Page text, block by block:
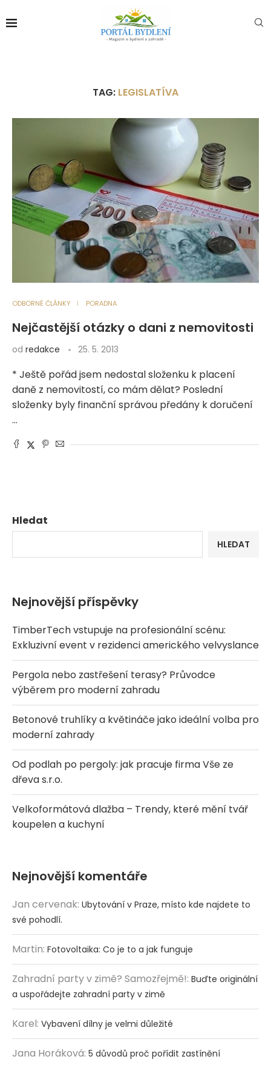
TAG: LEGISLATÍVA
ODBORNÉ ČLÁNKY PORADNA
Nejčastější otázky o dani z nemovitosti
od redakce 25. 5. 2013
* Ještě pořád jsem nedostal složenku k placení
daně z nemovitostí, co mám dělat? Poslední
složenky byly finanční správou předány k doručení
…
Hledat
HLEDAT
Nejnovější příspěvky
TimberTech vstupuje na profesionální scénu:
Exkluzivní event v rezidenci amerického velvyslance
Pergola nebo zastřešení terasy? Průvodce
výběrem pro moderní zahradu
Betonové truhlíky a květináče jako ideální volba pro
moderní zahrady
Od podlah po pergoly: jak pracuje firma Vše ze
dřeva s.r.o.
Velkoformátová dlažba – Trendy, které mění tvář
koupelen a kuchyní
Nejnovější komentáře
Jan cervenak: Ubytování v Praze, místo kde najdete to
své pohodlí.
Martin: Fotovoltaika: Co je to a jak funguje
Zahradní party v zimě? Samozřejmě!: Buďte originální
a uspořádejte zahradní party v zimě
Karel: Vybavení dílny je velmi důležité
Jana Horáková: 5 důvodů proč pořídit zastínění